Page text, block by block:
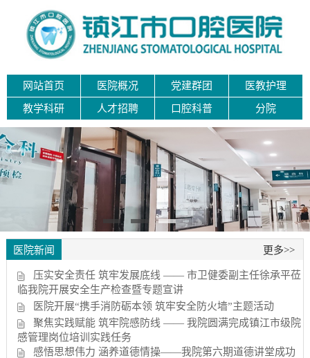
网站首页 医院概况 党建群团 医教护理
教学科研 人才招聘 口腔科普 分院
医院新闻 更多>>
压实安全责任 筑牢发展底线 —— 市卫健委副主任徐承平莅
临我院开展安全生产检查暨专题宣讲
医院开展“携手消防砺本领 筑牢安全防火墙”主题活动
聚焦实践赋能 筑牢院感防线 —— 我院圆满完成镇江市级院
感管理岗位培训实践任务
感悟思想伟力 涵养道德情操——我院第六期道德讲堂成功